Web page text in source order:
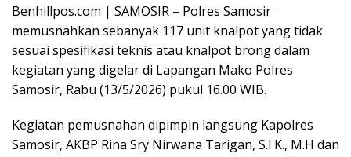
Benhillpos.com | SAMOSIR – Polres Samosir
memusnahkan sebanyak 117 unit knalpot yang tidak
sesuai spesifikasi teknis atau knalpot brong dalam
kegiatan yang digelar di Lapangan Mako Polres
Samosir, Rabu (13/5/2026) pukul 16.00 WIB.
Kegiatan pemusnahan dipimpin langsung Kapolres
Samosir, AKBP Rina Sry Nirwana Tarigan, S.I.K., M.H dan